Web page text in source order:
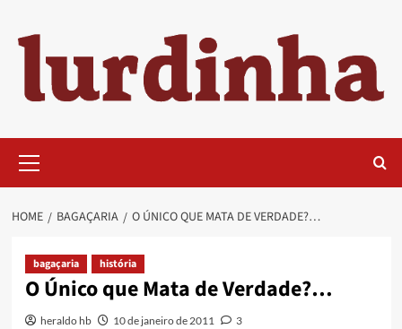
content
Menu
HOME BAGAÇARIA O ÚNICO QUE MATA DE VERDADE?…
bagaçaria história
O Único que Mata de Verdade?…
heraldo hb 10 de janeiro de 2011 3